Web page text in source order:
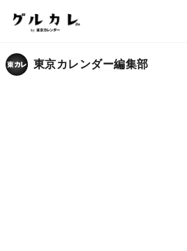
東京カレンダー編集部